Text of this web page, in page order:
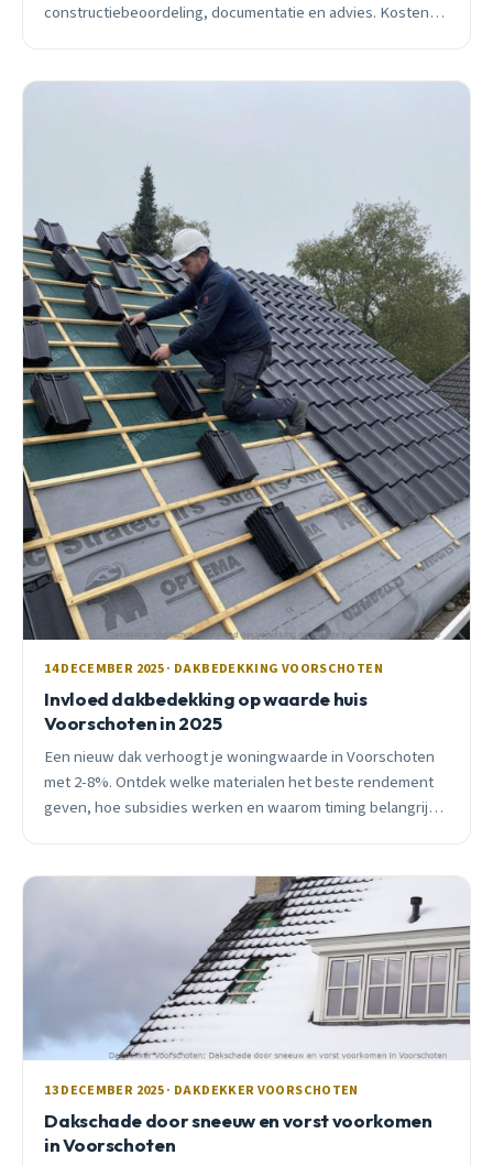
constructiebeoordeling, documentatie en advies. Kosten
14 DECEMBER 2025 · DAKBEDEKKING VOORSCHOTEN
Invloed dakbedekking op waarde huis
Voorschoten in 2025
Een nieuw dak verhoogt je woningwaarde in Voorschoten
met 2-8%. Ontdek welke materialen het beste rendement
geven, hoe subsidies werken en waarom timing belangrijk
13 DECEMBER 2025 · DAKDEKKER VOORSCHOTEN
Dakschade door sneeuw en vorst voorkomen
in Voorschoten